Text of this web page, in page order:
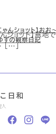
ゃんショット】おお
ずの観察日記
ショット】意地
[…]
日和